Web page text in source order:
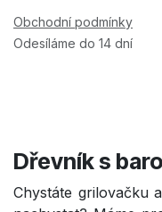
Obchodní podmínky
Odesíláme do 14 dní
Dřevník s
Chystáte grilovačku